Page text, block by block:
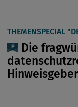
THEMENSPECIAL
Die